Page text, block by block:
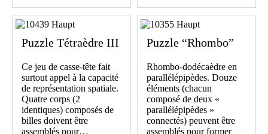
Puzzle Tétraèdre III
Ce jeu de casse-tête fait
surtout appel à la capacité
de représentation spatiale.
Quatre corps (2
identiques) composés de
billes doivent être
assemblés pour…
Puzzle “Rhombo”
Rhombo-dodécaèdre en
parallélépipèdes. Douze
éléments (chacun
composé de deux «
parallélépipèdes »
connectés) peuvent être
assemblés pour former